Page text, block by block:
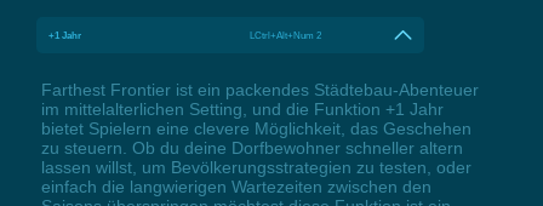
+1 Jahr LCtrl+Alt+Num 2
Farthest Frontier ist ein packendes Städtebau-Abenteuer
im mittelalterlichen Setting, und die Funktion +1 Jahr
bietet Spielern eine clevere Möglichkeit, das Geschehen
zu steuern. Ob du deine Dorfbewohner schneller altern
lassen willst, um Bevölkerungsstrategien zu testen, oder
einfach die langwierigen Wartezeiten zwischen den